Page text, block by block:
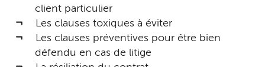
client particulier
Les clauses toxiques à éviter
Les clauses préventives pour être bien
défendu en cas de litige